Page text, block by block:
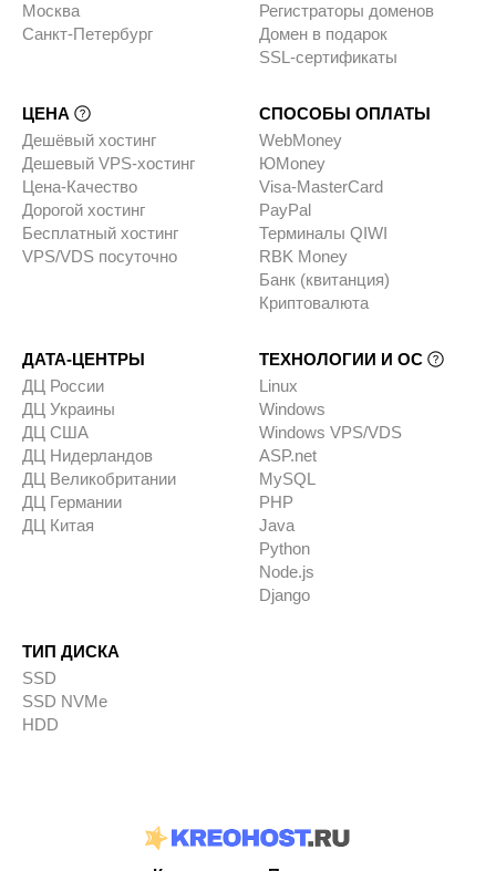
Москва
Санкт-Петербург
Регистраторы доменов
Домен в подарок
SSL-сертификаты
ЦЕНА
Дешёвый хостинг
Дешевый VPS-хостинг
Цена-Качество
Дорогой хостинг
Бесплатный хостинг
VPS/VDS посуточно
СПОСОБЫ ОПЛАТЫ
WebMoney
ЮMoney
Visa-MasterCard
PayPal
Терминалы QIWI
RBK Money
Банк (квитанция)
Криптовалюта
ДАТА-ЦЕНТРЫ
ДЦ России
ДЦ Украины
ДЦ США
ДЦ Нидерландов
ДЦ Великобритании
ДЦ Германии
ДЦ Китая
ТЕХНОЛОГИИ И ОС
Linux
Windows
Windows VPS/VDS
ASP.net
MySQL
PHP
Java
Python
Node.js
Django
ТИП ДИСКА
SSD
SSD NVMe
HDD